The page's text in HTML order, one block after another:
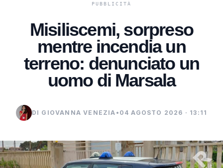
Misiliscemi, sorpreso
mentre incendia un
terreno: denunciato un
uomo di Marsala
DI GIOVANNA VENEZIA • 04 AGOSTO 2026 · 13:11